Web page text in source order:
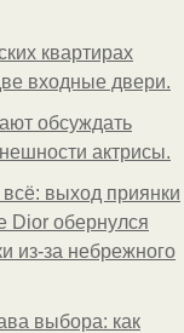
квартирах
входные двери.
обсуждать
актрисы.
выход приянки
Dior обернулся
из-за небрежного
выбора: как